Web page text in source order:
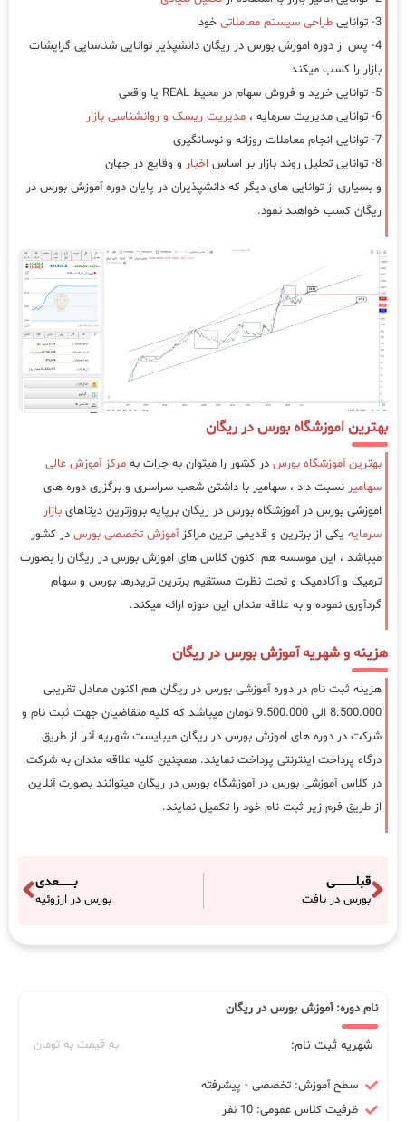
3- توانایی
طراحی سیستم معاملاتی خود
4- پس از دوره اموزش بورس در ریگان دانشپذیر توانایی شناسایی گرایشات
بازار را کسب میکند
5- توانایی خرید و فروش سهام در محیط REAL یا واقعی
6- توانایی مدیریت سرمایه ،
مدیریت ریسک و روانشناسی بازار
7- توانایی انجام معاملات روزانه و نوسانگیری
8- توانایی تحلیل روند بازار بر اساس
اخبار و وقایع در جهان
و بسیاری از توانایی های دیگر که دانشپذیران در پایان دوره آموزش بورس در
ریگان کسب خواهند نمود.
بهترین اموزشگاه بورس در ریگان
بهترین آموزشگاه بورس در کشور را میتوان به جرات به مرکز آموزش عالی
سهامیر نسبت داد ، سهامیر با داشتن شعب سراسری و برگزری دوره های
اموزشی بورس در آموزشگاه بورس در ریگان برپایه بروزترین دیتاهای بازار
سرمایه یکی از برترین و قدیمی ترین مراکزآموزش تخصصی بورس در کشور
میباشد ، این موسسه هم اکنون کلاس های اموزش بورس در ریگان را بصورت
ترمیک و آکادمیک و تحت نظرت مستقیم برترین تریدرها بورس و سهام
گردآوری نموده و به علاقه مندان این حوزه ارائه میکند.
هزینه و شهریه آموزش بورس در ریگان
هزینه ثبت نام در دوره آموزشی بورس در ریگان هم اکنون معادل تقریبی
8.500.000 الی 9.500.000 تومان میباشد که کلیه متقاضیان جهت ثبت نام و
شرکت در دوره های اموزش بورس در ریگان میبایست شهریه آنرا از طریق
درگاه پرداخت اینترنتی پرداخت نمایند. همچنین کلیه علاقه مندان به شرکت
در کلاس آموزشی بورس در آموزشگاه بورس در ریگان میتوانند بصورت آنلاین
از طریق فرم زیر ثبت نام خود را تکمیل نمایند.
قبلـــــــــــی
بورس در بافت
بــــــــعدی
بورس در ارزوئیه
نام دوره: آموزش بورس در ریگان
شهریه ثبت نام: به قیمت به تومان
سطح آموزش: تخصصی - پیشرفته
ظرفیت کلاس عمومی: 10 نفر